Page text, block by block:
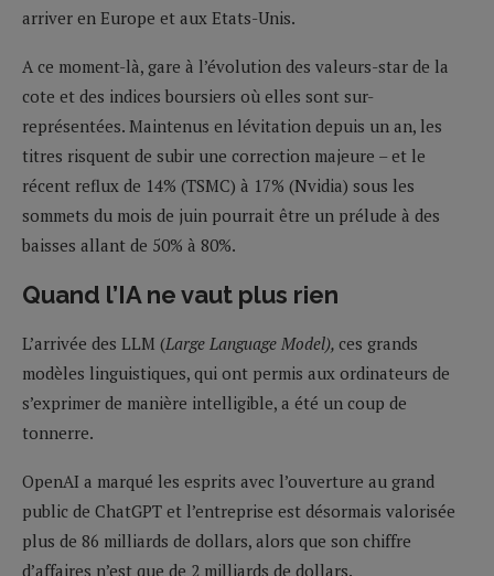
arriver en Europe et aux Etats-Unis.
A ce moment-là, gare à l’évolution des valeurs-star de la
cote et des indices boursiers où elles sont sur-
représentées. Maintenus en lévitation depuis un an, les
titres risquent de subir une correction majeure – et le
récent reflux de 14% (TSMC) à 17% (Nvidia) sous les
sommets du mois de juin pourrait être un prélude à des
baisses allant de 50% à 80%.
Quand l’IA ne vaut plus rien
L’arrivée des LLM (Large Language Model), ces grands
modèles linguistiques, qui ont permis aux ordinateurs de
s’exprimer de manière intelligible, a été un coup de
tonnerre.
OpenAI a marqué les esprits avec l’ouverture au grand
public de ChatGPT et l’entreprise est désormais valorisée
plus de 86 milliards de dollars, alors que son chiffre
d’affaires n’est que de 2 milliards de dollars.